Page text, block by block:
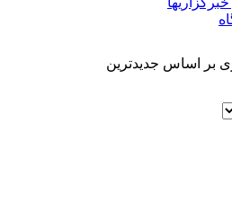
بر اساس جدیدترین